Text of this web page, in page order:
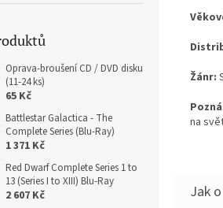
Oprava-broušení CD / DVD disku
(11-24 ks)
65 Kč
Battlestar Galactica - The
Complete Series (Blu-Ray)
1 371 Kč
Red Dwarf Complete Series 1 to
13 (Series I to XIII) Blu-Ray
2 607 Kč
Žánr:
na